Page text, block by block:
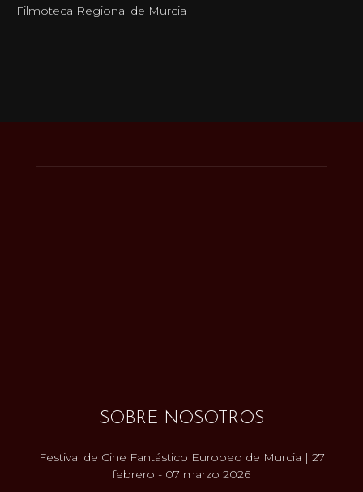
Filmoteca Regional de Murcia
SOBRE NOSOTROS
Festival de Cine Fantástico Europeo de Murcia | 27
febrero - 07 marzo 2026